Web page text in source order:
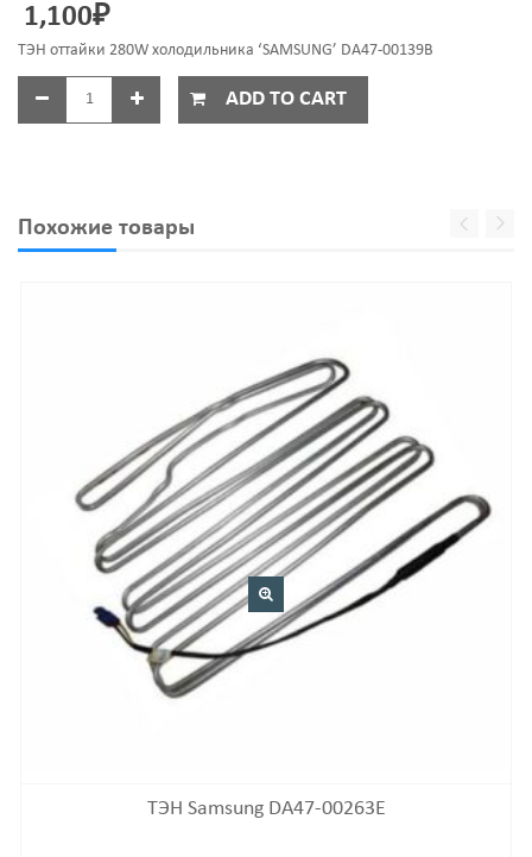
1,100₽
ТЭН оттайки 280W холодильника ‘SAMSUNG’ DA47-00139B
ADD TO CART
Похожие товары
ТЭН Samsung DA47-00263E